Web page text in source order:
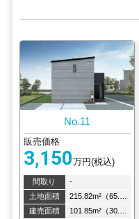
No.11
販売価格
3,150万円(税込)
間取り
-
土地面積
建売面積